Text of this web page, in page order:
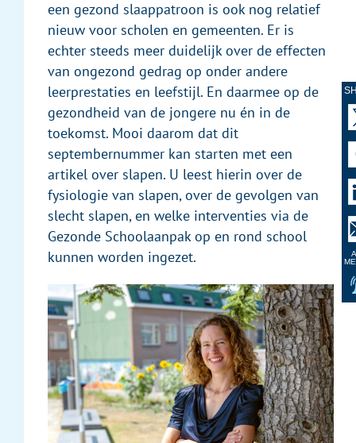
een gezond slaappatroon is ook nog relatief
nieuw voor scholen en gemeenten. Er is
echter steeds meer duidelijk over de effecten
van ongezond gedrag op onder andere
leerprestaties en leefstijl. En daarmee op de
gezondheid van de jongere nu én in de
toekomst. Mooi daarom dat dit
septembernummer kan starten met een
artikel over slapen. U leest hierin over de
fysiologie van slapen, over de gevolgen van
slecht slapen, en welke interventies via de
Gezonde Schoolaanpak op en rond school
kunnen worden ingezet.